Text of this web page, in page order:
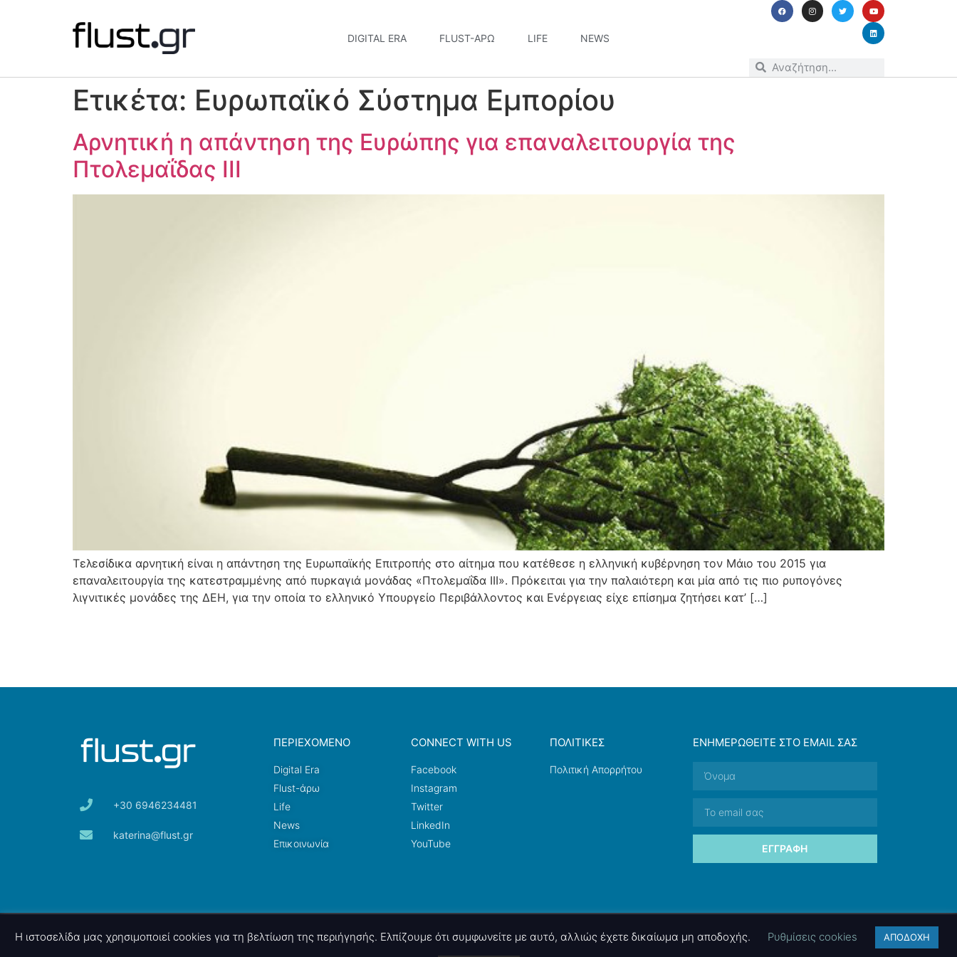
DIGITAL ERA FLUST-ΆΡΩ LIFE NEWS
Ετικέτα: Ευρωπαϊκό Σύστημα Εμπορίου
Αρνητική η απάντηση της Ευρώπης για επαναλειτουργία της
Πτολεμαΐδας ΙΙΙ
Τελεσίδικα αρνητική είναι η απάντηση της Ευρωπαϊκής Επιτροπής στο αίτημα που κατέθεσε η ελληνική κυβέρνηση τον Μάιο του 2015 για
επαναλειτουργία της κατεστραμμένης από πυρκαγιά μονάδας «Πτολεμαΐδα ΙΙΙ». Πρόκειται για την παλαιότερη και μία από τις πιο ρυπογόνες
λιγνιτικές μονάδες της ΔΕΗ, για την οποία το ελληνικό Υπουργείο Περιβάλλοντος και Ενέργειας είχε επίσημα ζητήσει κατ’ […]
+30 6946234481
katerina@flust.gr
ΠΕΡΙΕΧΟΜΕΝΟ
Digital Era
Flust-άρω
Life
News
Επικοινωνία
CONNECT WITH US
Facebook
Instagram
Twitter
LinkedIn
YouTube
ΠΟΛΙΤΙΚΕΣ
Πολιτική Απορρήτου
ΕΝΗΜΕΡΩΘΕΊΤΕ ΣΤΟ EMAIL ΣΑΣ
ΕΓΓΡΑΦΉ
© 2026 nettings, ltd. All rights reserved.
Η ιστοσελίδα μας χρησιμοποιεί cookies για τη βελτίωση της περιήγησής. Ελπίζουμε ότι συμφωνείτε με αυτό, αλλιώς έχετε δικαίωμα μη αποδοχής. Ρυθμίσεις cookies ΑΠΟΔΟΧΗ